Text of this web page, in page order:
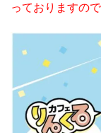
っておりますの